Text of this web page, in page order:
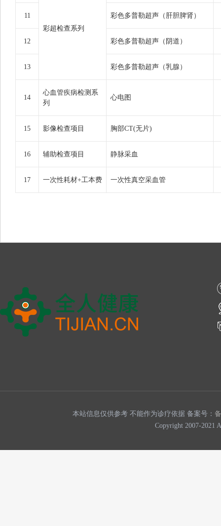
彩超检查系列
11 彩色多普勒超声（肝胆脾肾）
12 彩色多普勒超声（阴道）
13 彩色多普勒超声（乳腺）
14
心血管疾病检测系
列
心电图
15 影像检查项目 胸部CT(无片)
16 辅助检查项目 静脉采血
17 一次性耗材+工本费 一次性真空采血管
本站信息仅供参考 不能作为诊疗依据 备案号：
Copyright 2007-2021